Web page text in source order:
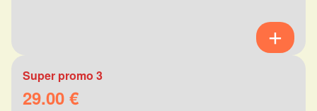
Super promo 3
29.00 €